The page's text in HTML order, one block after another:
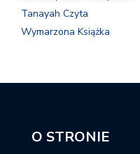
Tanayah Czyta
Wymarzona Książka
O STRONIE